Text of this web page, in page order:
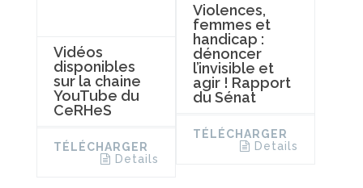
Vidéos
disponibles
sur la chaine
YouTube du
CeRHeS
TÉLÉCHARGER
Details
Violences,
femmes et
handicap :
dénoncer
l’invisible et
agir ! Rapport
du Sénat
TÉLÉCHARGER
Details